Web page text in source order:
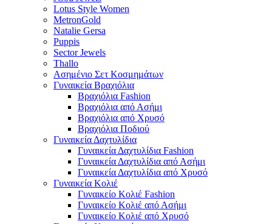
Lotus Style Women
MetronGold
Natalie Gersa
Puppis
Sector Jewels
Thallo
Ασημένιο Σετ Κοσμημάτων
Γυναικεία Βραχιόλια
Βραχιόλια Fashion
Βραχιόλια από Ασήμι
Βραχιόλια από Χρυσό
Βραχιόλια Ποδιού
Γυναικεία Δαχτυλίδια
Γυναικεία Δαχτυλίδια Fashion
Γυναικεία Δαχτυλίδια από Ασήμι
Γυναικεία Δαχτυλίδια από Χρυσό
Γυναικεία Κολιέ
Γυναικείο Κολιέ Fashion
Γυναικείο Κολιέ από Ασήμι
Γυναικείο Κολιέ από Χρυσό